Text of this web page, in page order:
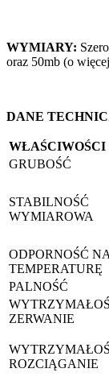
WYMIARY:
oraz 50mb (o
DANE
WŁAŚCIWOŚCI
GRUBOŚĆ
STABILNOŚĆ
WYMIAROWA
ODPORNOŚĆ NA
TEMPERATURĘ
PALNOŚĆ
ZERWANIE
ROZCIĄGANIE